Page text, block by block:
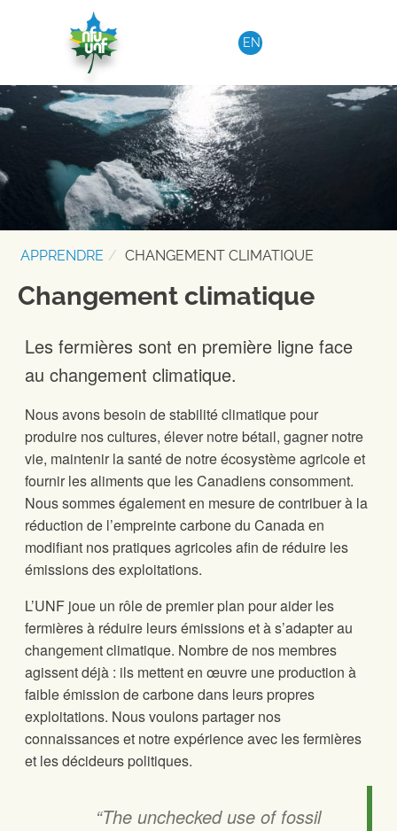
Aller au contenu
EN
APPRENDRE CHANGEMENT CLIMATIQUE
Changement climatique
Les fermières sont en première ligne face
au changement climatique.
Nous avons besoin de stabilité climatique pour
produire nos cultures, élever notre bétail, gagner notre
vie, maintenir la santé de notre écosystème agricole et
fournir les aliments que les Canadiens consomment.
Nous sommes également en mesure de contribuer à la
réduction de l’empreinte carbone du Canada en
modifiant nos pratiques agricoles afin de réduire les
émissions des exploitations.
L’UNF joue un rôle de premier plan pour aider les
fermières à réduire leurs émissions et à s’adapter au
changement climatique. Nombre de nos membres
agissent déjà : ils mettent en œuvre une production à
faible émission de carbone dans leurs propres
exploitations. Nous voulons partager nos
connaissances et notre expérience avec les fermières
et les décideurs politiques.
“The unchecked use of fossil